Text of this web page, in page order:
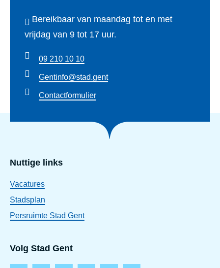
Bereikbaar van maandag tot en met
vrijdag van 9 tot 17 uur.
09 210 10 10
Gentinfo@stad.gent
Contactformulier
Nuttige links
Vacatures
Stadsplan
Persruimte Stad Gent
Volg Stad Gent